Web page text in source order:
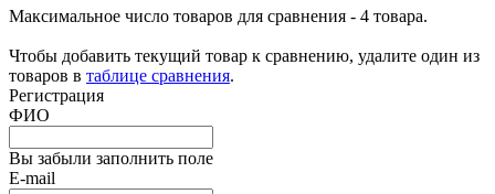
Максимальное число товаров для сравнения - 4 товара.
Чтобы добавить текущий товар к сравнению, удалите один из
товаров в таблице сравнения.
Регистрация
ФИО
Вы забыли заполнить поле
E-mail